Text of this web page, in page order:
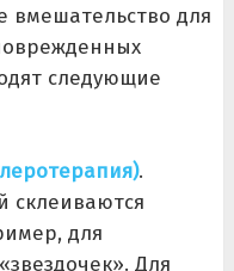
вмешательство для
следующие
.
склеиваются
для
Для